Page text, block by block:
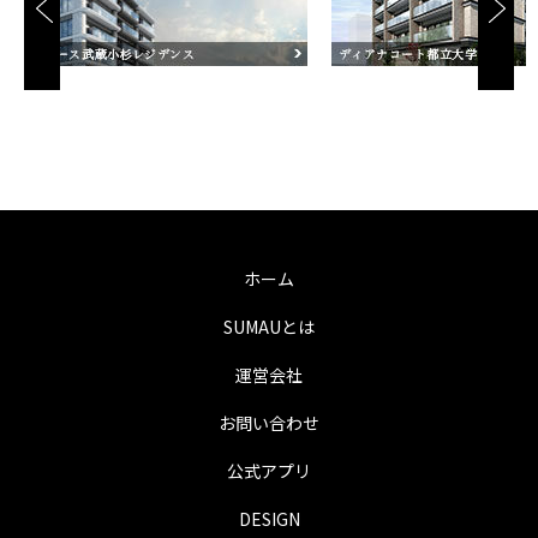
ホーム
SUMAUとは
運営会社
お問い合わせ
公式アプリ
DESIGN